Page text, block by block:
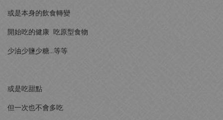
或是本身的飲食轉變
開始吃的健康 吃原型食物
少油少鹽少糖...等等
或是吃甜點
但一次也不會多吃